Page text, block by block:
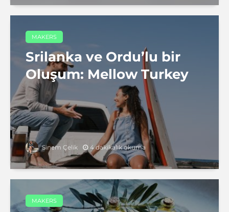
MAKERS
Srilanka ve Ordu’lu bir
Oluşum: Mellow Turkey
Sinem Çelik 4 dakikalık okuma
MAKERS